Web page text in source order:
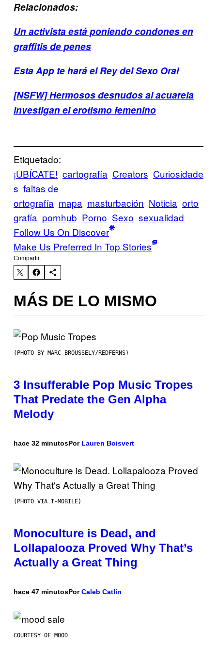
Relacionados:
Un activista está poniendo condones en
graffitis de penes
Esta App te hará el Rey del Sexo Oral
[NSFW] Hermosos desnudos al acuarela
investigan el erotismo femenino
Etiquetado:
¡UBÍCATE! cartografía Creators Curiosidade
s faltas de
ortografía mapa masturbación Noticia orto
grafía pornhub Porno Sexo sexualidad
Follow Us On Discover
Make Us Preferred In Top Stories
Compartir:
MÁS DE LO MISMO
(PHOTO BY MARC BROUSSELY/REDFERNS)
3 Insufferable Pop Music Tropes
That Predate the Gen Alpha
Melody
hace 32 minutosPor Lauren Boisvert
(PHOTO VIA T-MOBILE)
Monoculture is Dead, and
Lollapalooza Proved Why That’s
Actually a Great Thing
hace 47 minutosPorCaleb Catlin
COURTESY OF MOOD